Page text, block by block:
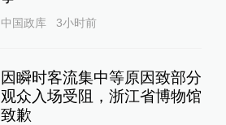
中国政库 3小时前
因瞬时客流集中等原因致部分
观众入场受阻，浙江省博物馆
致歉